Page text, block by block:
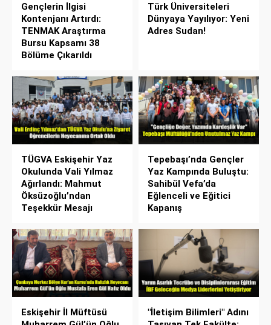
Gençlerin İlgisi
Kontenjanı Artırdı:
TENMAK Araştırma
Bursu Kapsamı 38
Bölüme Çıkarıldı
Türk Üniversiteleri
Dünyaya Yayılıyor: Yeni
Adres Sudan!
TÜGVA Eskişehir Yaz
Okulunda Vali Yılmaz
Ağırlandı: Mahmut
Öksüzoğlu’ndan
Teşekkür Mesajı
Tepebaşı’nda Gençler
Yaz Kampında Buluştu:
Sahibül Vefa’da
Eğlenceli ve Eğitici
Kapanış
Eskişehir İl Müftüsü
"İletişim Bilimleri" Adını